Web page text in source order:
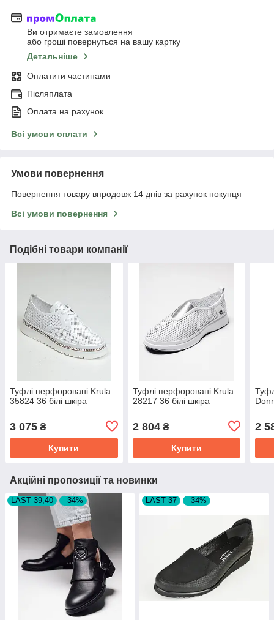
Ви отримаєте замовлення
або гроші повернуться на вашу картку
Детальніше
Оплатити частинами
Післяплата
Оплата на рахунок
Всі умови оплати
Умови повернення
Повернення товару впродовж 14 днів за рахунок покупця
Всі умови повернення
Подібні товари компанії
Туфлі перфоровані Krula
35824 36 білі шкіра
3 075 ₴
Купити
Туфлі перфоровані Krula
28217 36 білі шкіра
2 804₴
Купити
2
Акційні пропозиції та новинки
LAST 39,40 –34% LAST 37 –34%